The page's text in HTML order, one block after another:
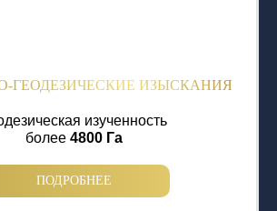
ГЕОДЕЗИЧЕСКИЕ ИЗЫСКАНИЯ
изученность
более 4800 Га
ПОДРОБНЕЕ